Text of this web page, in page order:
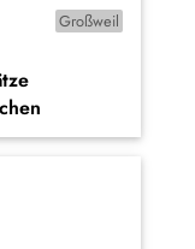
Großweil